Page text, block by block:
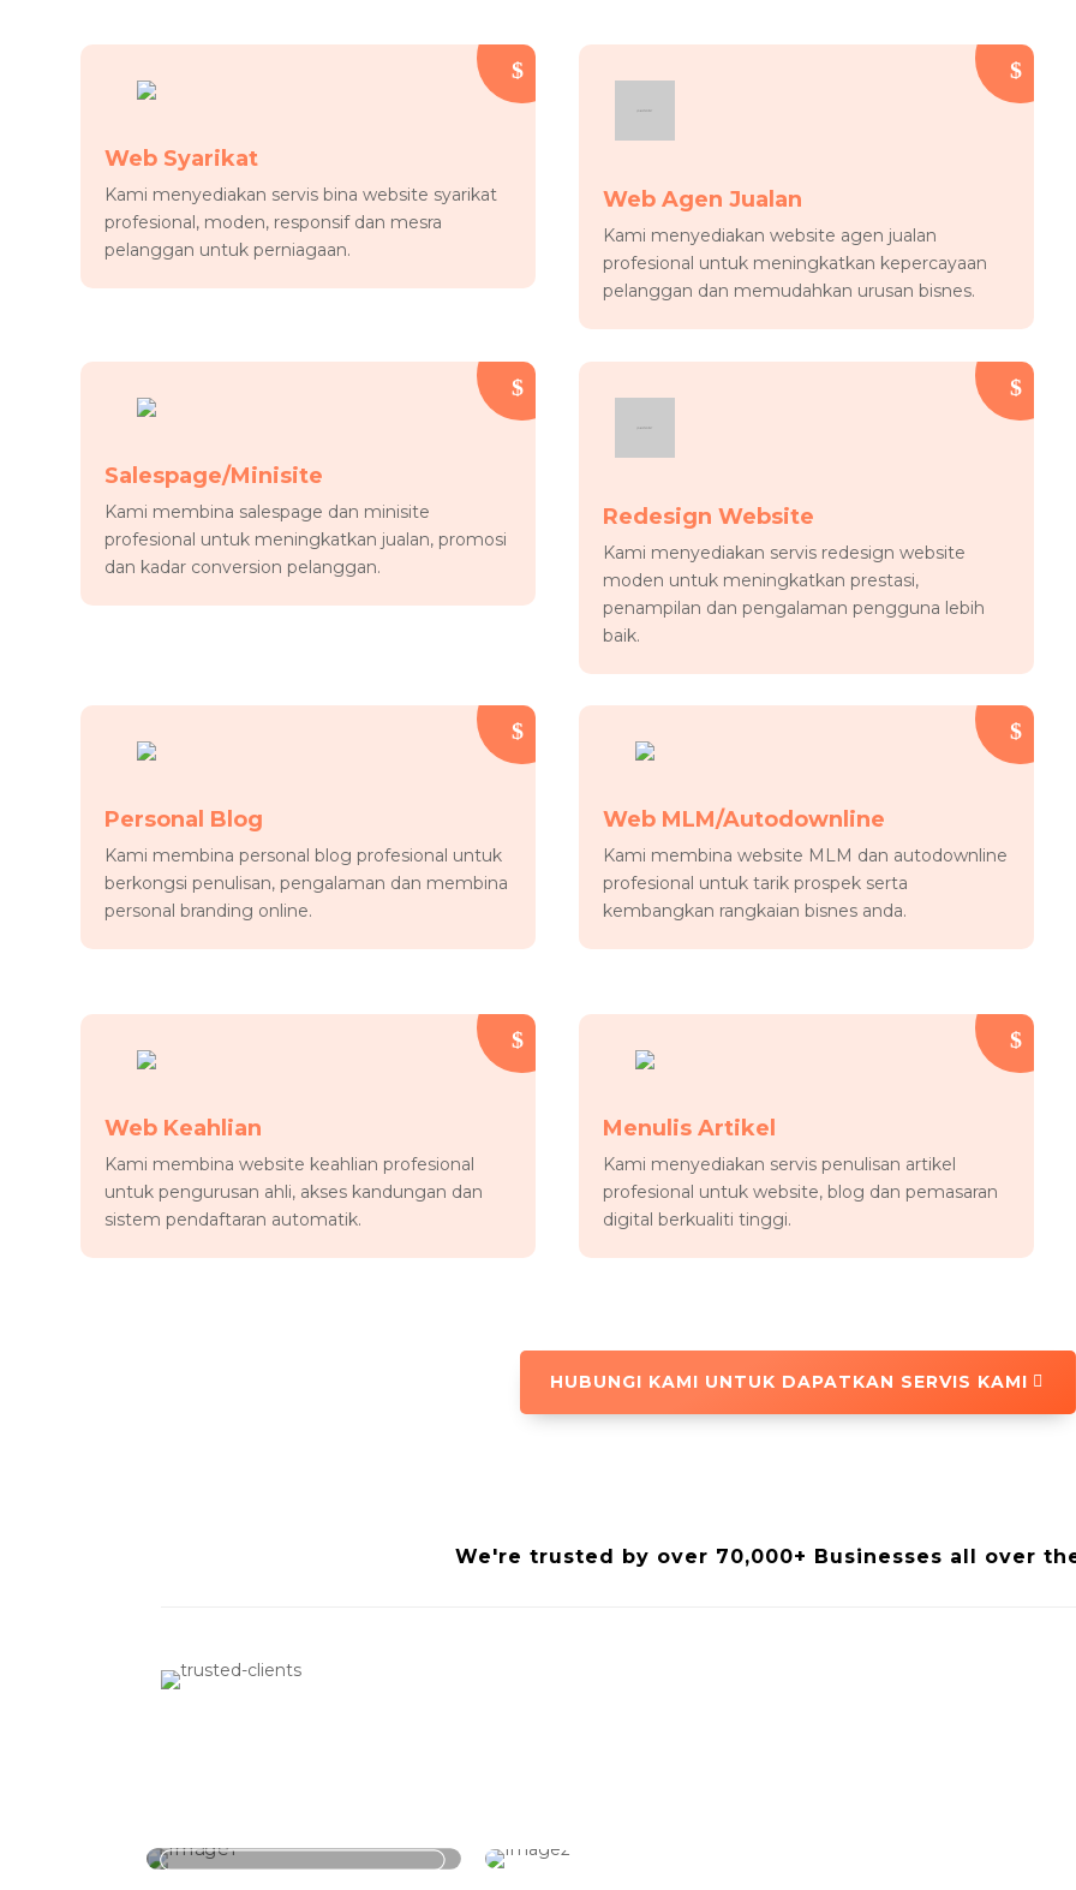
Web Syarikat
Kami menyediakan servis bina website syarikat
profesional, moden, responsif dan mesra
pelanggan untuk perniagaan.
Web Agen Jualan
Kami menyediakan website agen jualan
profesional untuk meningkatkan kepercayaan
pelanggan dan memudahkan urusan bisnes.
Salespage/Minisite
Kami membina salespage dan minisite
profesional untuk meningkatkan jualan, promosi
dan kadar conversion pelanggan.
Redesign Website
Kami menyediakan servis redesign website
moden untuk meningkatkan prestasi,
penampilan dan pengalaman pengguna lebih
baik.
Personal Blog
Kami membina personal blog profesional untuk
berkongsi penulisan, pengalaman dan membina
personal branding online.
Web MLM/Autodownline
Kami membina website MLM dan autodownline
profesional untuk tarik prospek serta
kembangkan rangkaian bisnes anda.
Web Keahlian
Kami membina website keahlian profesional
untuk pengurusan ahli, akses kandungan dan
sistem pendaftaran automatik.
Menulis Artikel
Kami menyediakan servis penulisan artikel
profesional untuk website, blog dan pemasaran
digital berkualiti tinggi.
HUBUNGI KAMI UNTUK DAPATKAN SERVIS KAMI
We're trusted by over 70,000+ Businesses all over